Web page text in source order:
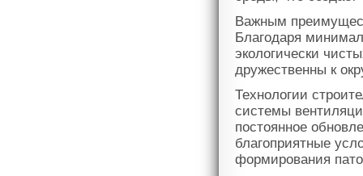
Важным
Благодаря
экологически
дружественны к
Технологии
системы
постоянное
благоприятные
формирования